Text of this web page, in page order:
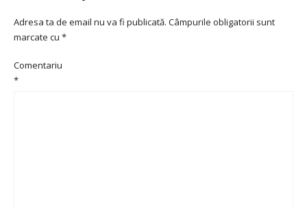
Adresa ta de email nu va fi publicată. Câmpurile obligatorii sunt
marcate cu *
Comentariu
*